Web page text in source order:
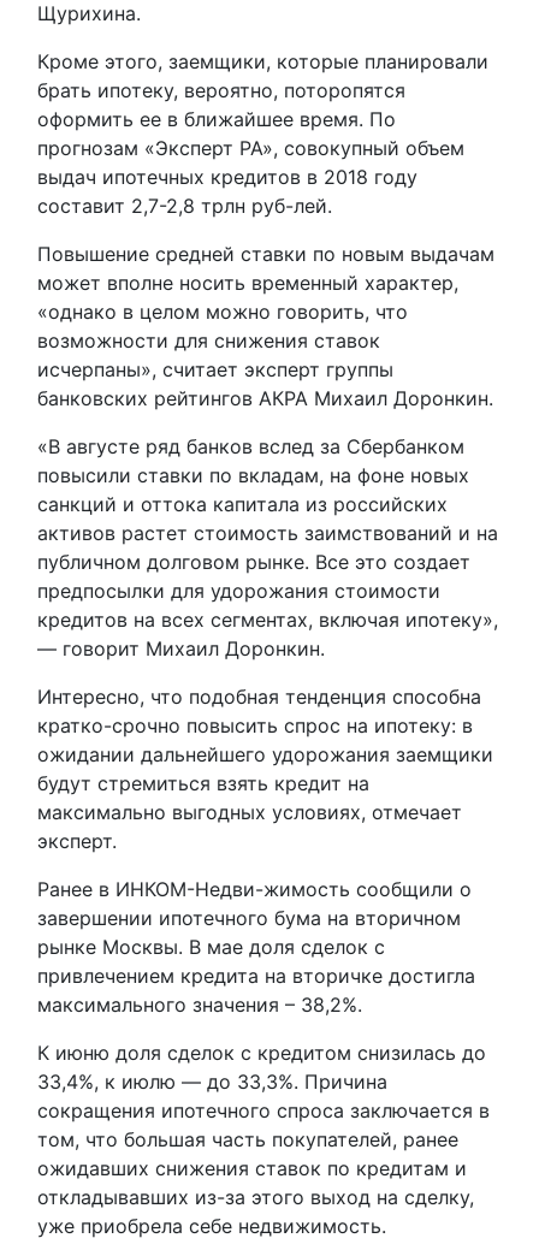
Щурихина.
Кроме этого, заемщики, которые планировали
брать ипотеку, вероятно, поторопятся
оформить ее в ближайшее время. По
прогнозам «Эксперт РА», совокупный объем
выдач ипотечных кредитов в 2018 году
составит 2,7-2,8 трлн руб-лей.
Повышение средней ставки по новым выдачам
может вполне носить временный характер,
«однако в целом можно говорить, что
возможности для снижения ставок
исчерпаны», считает эксперт группы
банковских рейтингов АКРА Михаил Доронкин.
«В августе ряд банков вслед за Сбербанком
повысили ставки по вкладам, на фоне новых
санкций и оттока капитала из российских
активов растет стоимость заимствований и на
публичном долговом рынке. Все это создает
предпосылки для удорожания стоимости
кредитов на всех сегментах, включая ипотеку»,
— говорит Михаил Доронкин.
Интересно, что подобная тенденция способна
кратко-срочно повысить спрос на ипотеку: в
ожидании дальнейшего удорожания заемщики
будут стремиться взять кредит на
максимально выгодных условиях, отмечает
эксперт.
Ранее в ИНКОМ-Недви-жимость сообщили о
завершении ипотечного бума на вторичном
рынке Москвы. В мае доля сделок с
привлечением кредита на вторичке достигла
максимального значения – 38,2%.
К июню доля сделок с кредитом снизилась до
33,4%, к июлю — до 33,3%. Причина
сокращения ипотечного спроса заключается в
том, что большая часть покупателей, ранее
ожидавших снижения ставок по кредитам и
откладывавших из-за этого выход на сделку,
уже приобрела себе недвижимость.